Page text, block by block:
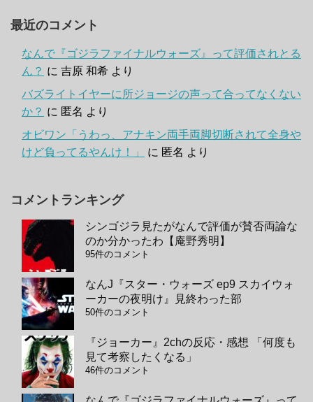
最近のコメント
なんで『ゴジラファイナルウォーズ』って評価されとる
ん？ に 吉原 和希 より
バズライトイヤーに所ジョージの声って合ってなくない
か？ に 匿名 より
オビワン「うわっ、アナキン両手両脚切断されて全身や
けど負ってるやんけ！」
に 匿名 より
コメントランキング
シンゴジラ見たがなんで評価が賛否両論な
のか分かったわ【庵野秀明】
95件のコメント
なんJ『スター・ウォーズ ep9 スカイウォ
ーカーの夜明け』見終わった部
50件のコメント
『ジョーカー』2chの反応・感想 「何度も
見て考察したくなる」
46件のコメント